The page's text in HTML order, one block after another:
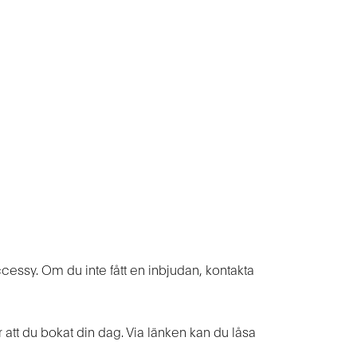
Om du inte fått en inbjudan, kontakta
du bokat din dag. Via länken kan du låsa